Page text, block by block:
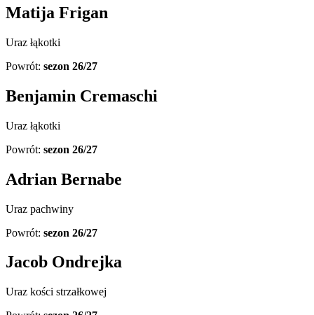
Matija Frigan
Uraz łąkotki
Powrót: sezon 26/27
Benjamin Cremaschi
Uraz łąkotki
Powrót: sezon 26/27
Adrian Bernabe
Uraz pachwiny
Powrót: sezon 26/27
Jacob Ondrejka
Uraz kości strzałkowej